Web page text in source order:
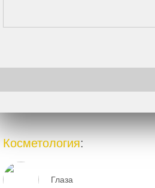
Косметология:
Глаза